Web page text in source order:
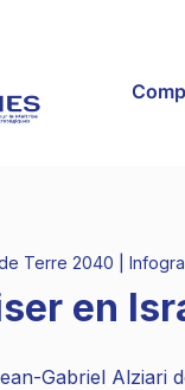
Terre 2040
en
Gabriel Alziari